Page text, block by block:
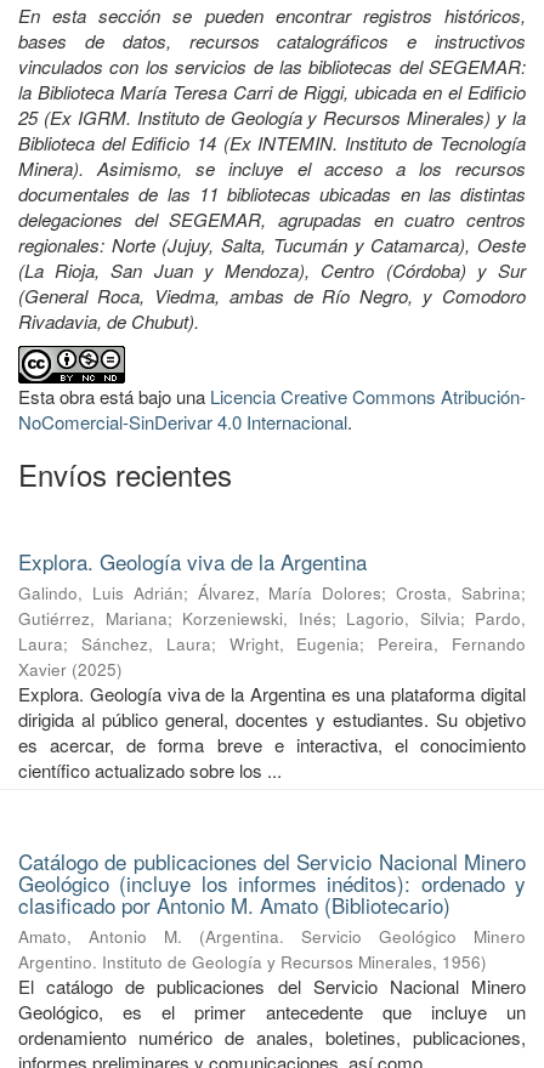
En esta sección se pueden encontrar registros históricos,
bases de datos, recursos catalográficos e instructivos
vinculados con los servicios de las bibliotecas del SEGEMAR:
la Biblioteca María Teresa Carri de Riggi, ubicada en el Edificio
25 (Ex IGRM. Instituto de Geología y Recursos Minerales) y la
Biblioteca del Edificio 14 (Ex INTEMIN. Instituto de Tecnología
Minera). Asimismo, se incluye el acceso a los recursos
documentales de las 11 bibliotecas ubicadas en las distintas
delegaciones del SEGEMAR, agrupadas en cuatro centros
regionales: Norte (Jujuy, Salta, Tucumán y Catamarca), Oeste
(La Rioja, San Juan y Mendoza), Centro (Córdoba) y Sur
(General Roca, Viedma, ambas de Río Negro, y Comodoro
Rivadavia, de Chubut).
Esta obra está bajo una Licencia Creative Commons Atribución-
NoComercial-SinDerivar 4.0 Internacional.
Envíos recientes
Explora. Geología viva de la Argentina
Galindo, Luis Adrián; Álvarez, María Dolores;Crosta, Sabrina;
Gutiérrez, Mariana; Korzeniewski, Inés; Lagorio, Silvia; Pardo,
Laura; Sánchez, Laura; Wright, Eugenia; Pereira, Fernando
Xavier (2025)
Explora. Geología viva de la Argentina es una plataforma digital
dirigida al público general, docentes y estudiantes. Su objetivo
es acercar, de forma breve e interactiva, el conocimiento
científico actualizado sobre los ...
Catálogo de publicaciones del Servicio Nacional Minero
Geológico (incluye los informes inéditos): ordenado y
clasificado por Antonio M. Amato (Bibliotecario)
Amato, Antonio M. (Argentina. Servicio Geológico Minero
Argentino. Instituto de Geología y Recursos Minerales, 1956)
El catálogo de publicaciones del Servicio Nacional Minero
Geológico, es el primer antecedente que incluye un
ordenamiento numérico de anales, boletines, publicaciones,
informes preliminares y comunicaciones, así como ...